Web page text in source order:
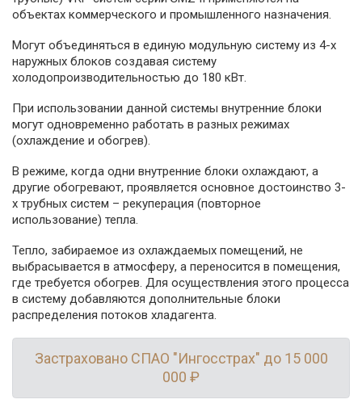
объектах коммерческого и промышленного назначения.
Могут объединяться в единую модульную систему из 4-х
наружных блоков создавая систему
холодопроизводительностью до 180 кВт.
При использовании данной системы внутренние блоки
могут одновременно работать в разных режимах
(охлаждение и обогрев).
В режиме, когда одни внутренние блоки охлаждают, а
другие обогревают, проявляется основное достоинство 3-
х трубных систем – рекуперация (повторное
использование) тепла.
Тепло, забираемое из охлаждаемых помещений, не
выбрасывается в атмосферу, а переносится в помещения,
где требуется обогрев. Для осуществления этого процесса
в систему добавляются дополнительные блоки
распределения потоков хладагента.
Застраховано СПАО "Ингосстрах" до 15 000
000 ₽